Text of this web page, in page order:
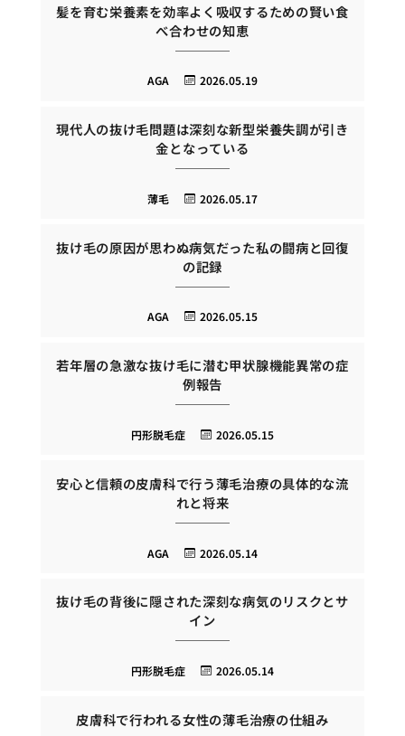
髪を育む栄養素を効率よく吸収するための賢い食
べ合わせの知恵
2026.05.19
AGA
現代人の抜け毛問題は深刻な新型栄養失調が引き
金となっている
2026.05.17
薄毛
抜け毛の原因が思わぬ病気だった私の闘病と回復
の記録
2026.05.15
AGA
若年層の急激な抜け毛に潜む甲状腺機能異常の症
例報告
2026.05.15
円形脱毛症
安心と信頼の皮膚科で行う薄毛治療の具体的な流
れと将来
2026.05.14
AGA
抜け毛の背後に隠された深刻な病気のリスクとサ
イン
2026.05.14
円形脱毛症
皮膚科で行われる女性の薄毛治療の仕組み